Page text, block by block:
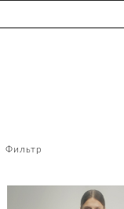
Фильтр